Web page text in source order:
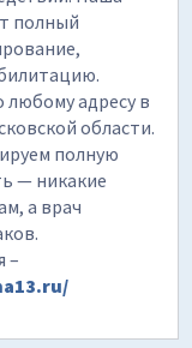
полный
адресу в
области.
полную
— никакие
а врач
–